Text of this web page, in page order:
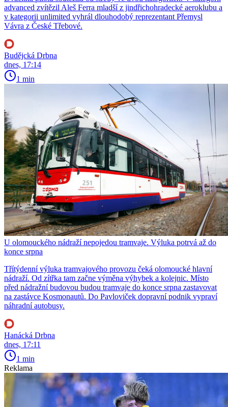
advanced zvítězil Aleš Ferra mladší z jindřichohradecké aeroklubu a
v kategorii unlimited vyhrál dlouhodobý reprezentant Přemysl
Vávra z České Třebové.
Budějcká Drbna
dnes, 17:14
1 min
U olomouckého nádraží nepojedou tramvaje. Výluka potrvá až do
konce srpna
Třítýdenní výluka tramvajového provozu čeká olomoucké hlavní
nádraží. Od zítřka tam začne výměna výhybek a kolejnic. Místo
před nádražní budovou budou tramvaje do konce srpna zastavovat
na zastávce Kosmonautů. Do Pavloviček dopravní podnik vypraví
náhradní autobusy.
Hanácká Drbna
dnes, 17:11
1 min
Reklama